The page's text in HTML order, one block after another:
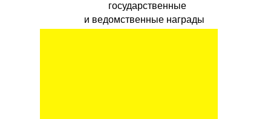
государственные
и ведомственные награды